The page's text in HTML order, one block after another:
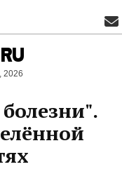
2026